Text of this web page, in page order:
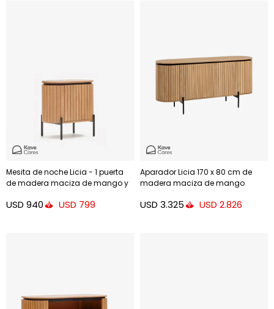
Mesita de noche Licia - 1 puerta
de madera maciza de mango y
USD 940 USD 799
Aparador Licia 170 x 80 cm de
madera maciza de mango
USD 3.325 USD 2.826